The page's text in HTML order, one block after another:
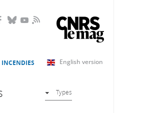
RSS
English version
Types